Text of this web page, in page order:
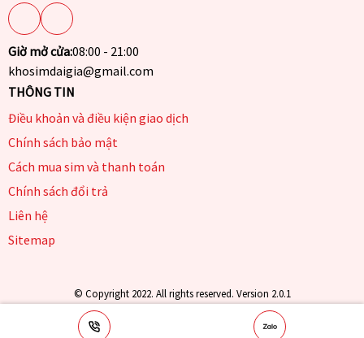
Giờ mở cửa:08:00 - 21:00
khosimdaigia@gmail.com
THÔNG TIN
Điều khoản và điều kiện giao dịch
Chính sách bảo mật
Cách mua sim và thanh toán
Chính sách đổi trả
Liên hệ
Sitemap
© Copyright 2022. All rights reserved. Version 2.0.1